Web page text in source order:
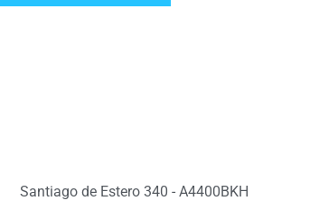
Santiago de Estero 340 - A4400BKH